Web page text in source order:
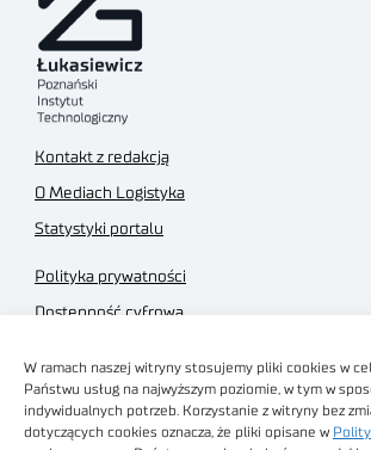
W ramach naszej witryny stosujemy pliki cookies w
Państwu usług na najwyższym poziomie, w tym w
indywidualnych potrzeb. Korzystanie z witryny bez
dotyczących cookies oznacza, że pliki opisane w
Kontakt z redakcją
O Mediach Logistyka
Statystyki portalu
Polityka prywatności
Dostępność cyfrowa
Regulamin sklepu